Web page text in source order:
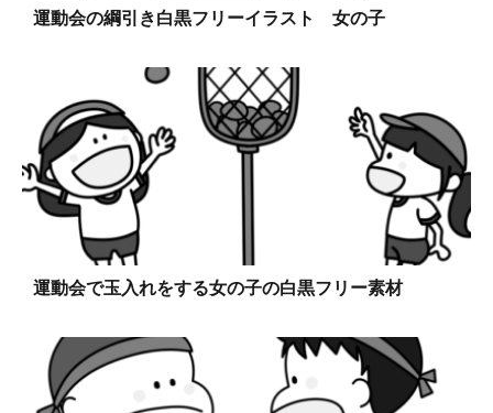
運動会の綱引き白黒フリーイラスト 女の子
運動会で玉入れをする女の子の白黒フリー素材